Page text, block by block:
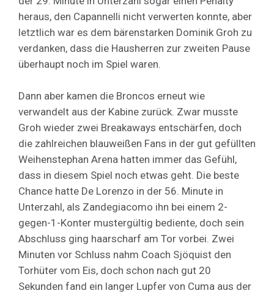
heraus, den Capannelli nicht verwerten konnte, aber
letztlich war es dem bärenstarken Dominik Groh zu
verdanken, dass die Hausherren zur zweiten Pause
überhaupt noch im Spiel waren.
Dann aber kamen die Broncos erneut wie
verwandelt aus der Kabine zurück. Zwar musste
Groh wieder zwei Breakaways entschärfen, doch
die zahlreichen blauweißen Fans in der gut gefüllten
Weihenstephan Arena hatten immer das Gefühl,
dass in diesem Spiel noch etwas geht. Die beste
Chance hatte De Lorenzo in der 56. Minute in
Unterzahl, als Zandegiacomo ihn bei einem 2-
gegen-1-Konter mustergültig bediente, doch sein
Abschluss ging haarscharf am Tor vorbei. Zwei
Minuten vor Schluss nahm Coach Sjöquist den
Torhüter vom Eis, doch schon nach gut 20
Sekunden fand ein langer Lupfer von Cuma aus der